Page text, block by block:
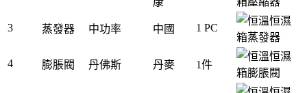
3 蒸發器 中功率 中國 1 PC
4 膨脹閥 丹佛斯 丹麥 1件